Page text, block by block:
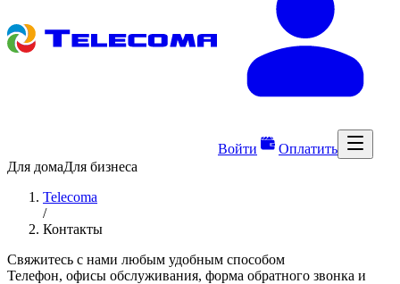
Войти
Оплатить
Для домаДля бизнеса
Telecoma
/
Контакты
Свяжитесь с нами любым удобным способом
Телефон, офисы обслуживания, форма обратного звонка и